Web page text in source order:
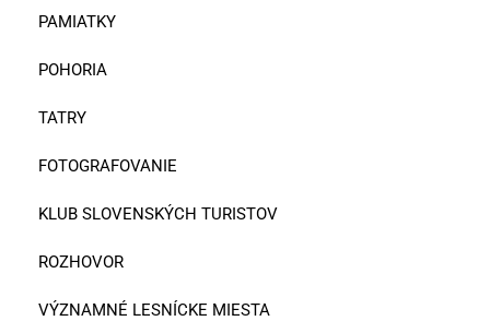
PAMIATKY
POHORIA
TATRY
FOTOGRAFOVANIE
KLUB SLOVENSKÝCH TURISTOV
ROZHOVOR
VÝZNAMNÉ LESNÍCKE MIESTA